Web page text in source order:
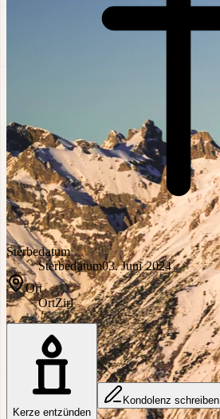
Sterbedatum
Sterbedatum03. Juni 2024
Ort
OrtZirl
Kerze entzünden
Kondolenz schreiben